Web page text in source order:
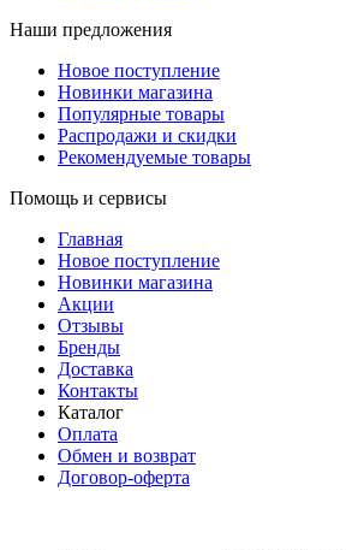
Наши предложения
Новое поступление
Новинки магазина
Популярные товары
Распродажи и скидки
Рекомендуемые товары
Помощь и сервисы
Главная
Новое поступление
Новинки магазина
Акции
Отзывы
Бренды
Доставка
Контакты
Каталог
Оплата
Обмен и возврат
Договор-оферта